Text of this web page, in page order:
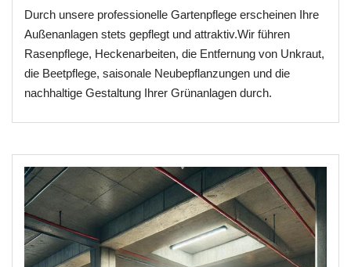
Durch unsere professionelle Gartenpflege erscheinen Ihre
Außenanlagen stets gepflegt und attraktiv.Wir führen
Rasenpflege, Heckenarbeiten, die Entfernung von Unkraut,
die Beetpflege, saisonale Neubepflanzungen und die
nachhaltige Gestaltung Ihrer Grünanlagen durch.